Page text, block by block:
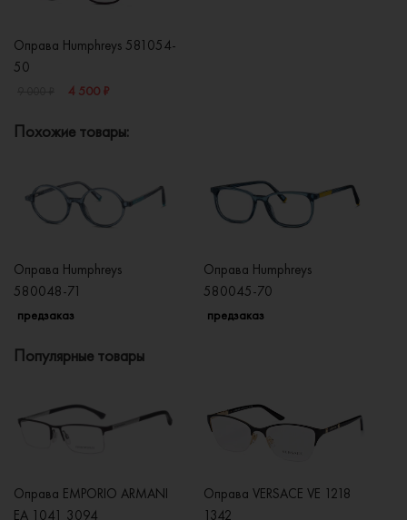
Оправа Humphreys 581054-
50
4 500 ₽
Похожие товары:
Оправа Humphreys
580048-71
предзаказ
Оправа Humphreys
580045-70
предзаказ
Популярные товары
Оправа EMPORIO ARMANI
EA 1041 3094
Оправа VERSACE VE 1218
1342